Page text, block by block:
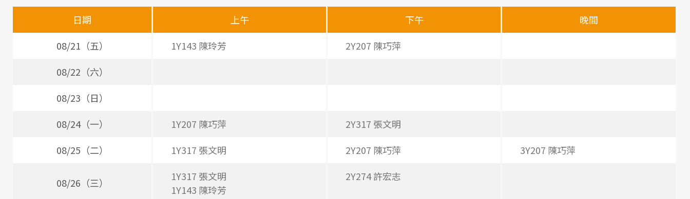
診
醫
日期 上午 下午
晚間
08/21（五）
1Y143 陳玲芳
2Y207 陳巧萍
08/22（六）
08/23（日）
08/24（一）
1Y207 陳巧萍
2Y317 張文明
08/25（二）
1Y317 張文明 2Y207 陳巧萍 3Y207 陳巧萍
08/26（三）
1Y317 張文明
1Y143 陳玲芳
2Y274 許宏志